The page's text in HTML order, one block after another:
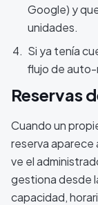
Google) y
unidades.
Si ya tenía
flujo de
Reservas
Cuando un
reserva aparece
ve el
gestiona desde
capacidad,